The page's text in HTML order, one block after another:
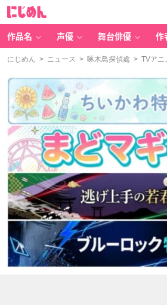
作品名 声優 舞台俳優 作
にじめん > ニュース > 啄木鳥探偵處 > TVアニ